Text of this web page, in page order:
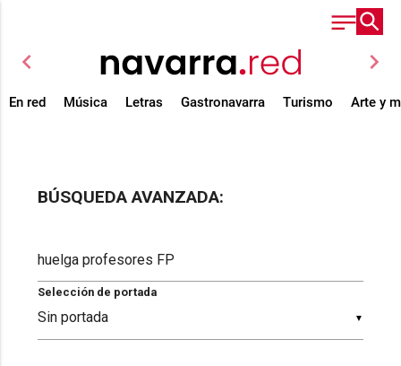
chevron_left chevron_right
En red Música Letras Gastronavarra Turismo Arte y
BÚSQUEDA AVANZADA:
▼
Selección de portada